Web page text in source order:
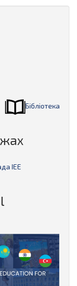
Бібліотека
ІЕЕ